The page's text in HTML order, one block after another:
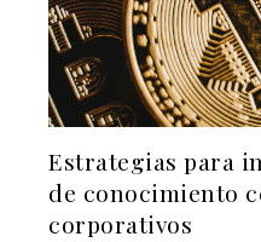
Estrategias para
de conocimiento
corporativos